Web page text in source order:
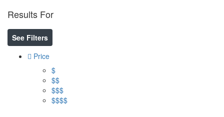
Results For
See Filters
Price
$
$$
$$$
$$$$